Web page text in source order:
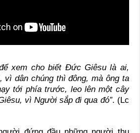
xem cho biết Đức Giêsu là ai,
vì dân chúng thì đông, mà ông ta
tới phía trước, leo lên một cây
vì Người sắp đi qua đó”. (Lc